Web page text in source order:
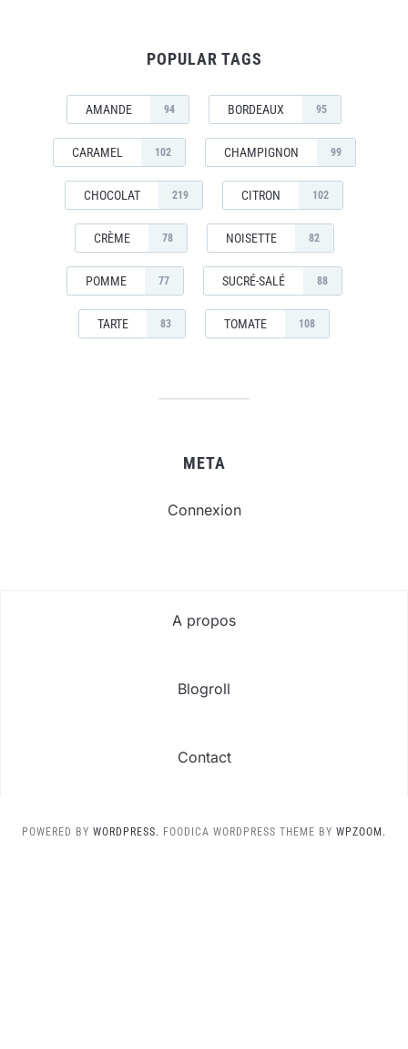
POPULAR TAGS
AMANDE 94 BORDEAUX 95
CARAMEL 102 CHAMPIGNON 99
CHOCOLAT 219 CITRON 102
CRÈME 78 NOISETTE 82
POMME 77 SUCRÉ-SALÉ 88
TARTE 83 TOMATE 108
META
Connexion
A propos
Blogroll
Contact
POWERED BY WORDPRESS. FOODICA WORDPRESS THEME BY WPZOOM.